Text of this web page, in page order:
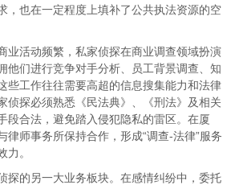
，也在一定程度上填补了公共执法资源的空
业活动频繁，私家侦探在商业调查领域扮演
他们进行竞争对手分析、员工背景调查、知
些工作往往需要高超的信息搜集能力和法律
侦探必须熟悉《民法典》、《刑法》及相关
段合法，避免踏入侵犯隐私的雷区。在厦
律师事务所保持合作，形成“调查-法律”服务
力。
探的另一大业务板块。在感情纠纷中，委托